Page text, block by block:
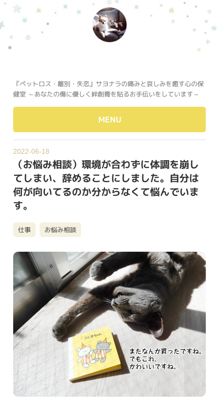
『ペットロス・離別・失恋』サヨナラの痛みと哀しみを癒す心の保
健室 ～あなたの傷に優しく絆創膏を貼るお手伝いをしています～
MENU
2022-06-18
（お悩み相談）環境が合わずに体調を崩し
てしまい、辞めることにしました。自分は
何が向いてるのか分からなくて悩んでいま
す。
仕事 お悩み相談